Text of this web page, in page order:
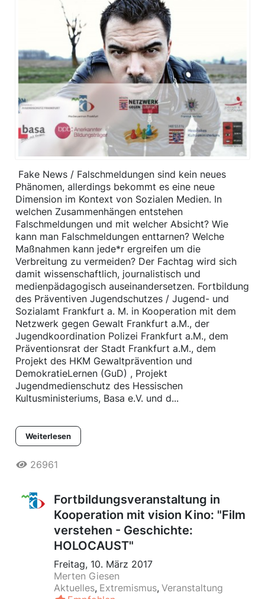
​ Fake News / Falschmeldungen sind kein neues
Phänomen, allerdings bekommt es eine neue
Dimension im Kontext von Sozialen Medien. In
welchen Zusammenhängen entstehen
Falschmeldungen und mit welcher Absicht? Wie
kann man Falschmeldungen enttarnen? Welche
Maßnahmen kann jede*r ergreifen um die
Verbreitung zu vermeiden? Der Fachtag wird sich
damit wissenschaftlich, journalistisch und
medienpädagogisch auseinandersetzen. Fortbildung
des Präventiven Jugendschutzes / Jugend- und
Sozialamt Frankfurt a. M. in Kooperation mit dem
Netzwerk gegen Gewalt Frankfurt a.M., der
Jugendkoordination Polizei Frankfurt a.M., dem
Präventionsrat der Stadt Frankfurt a.M., dem
Projekt des HKM Gewaltprävention und
DemokratieLernen (GuD) , Projekt
Jugendmedienschutz des Hessischen
Kultusministeriums, Basa e.V. und d...
Weiterlesen
26961
Fortbildungsveranstaltung in
Kooperation mit vision Kino: "Film
verstehen - Geschichte:
HOLOCAUST"
Freitag, 10. März 2017
Merten Giesen
Aktuelles Extremismus Veranstaltung